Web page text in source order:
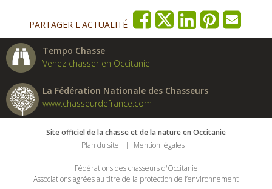
PARTAGER L'ACTUALITÉ
Tempo Chasse
Venez chasser en Occitanie
La Fédération Nationale des Chasseurs
www.chasseurdefrance.com
Site officiel de la chasse et de la nature en Occitanie
Plan du site
Mention légales
Fédérations des chasseurs d'Occitanie
Associations agrées au titre de la protection de l’environnement